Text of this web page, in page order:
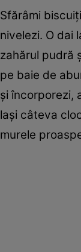
Sfărâmi
nivelezi. O dai
zahărul pudră
pe baie de
şi încorporezi,
laşi câteva
murele